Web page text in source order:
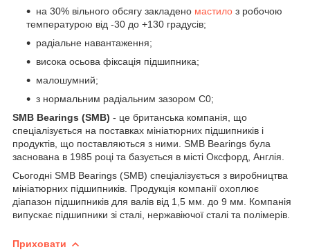
на 30% вільного обсягу закладено мастило з робочою
температурою від -30 до +130 градусів;
радіальне навантаження;
висока осьова фіксація підшипника;
малошумний;
з нормальним радіальним зазором С0;
SMB Bearings (SMB) - це британська компанія, що
спеціалізується на поставках мініатюрних підшипників і
продуктів, що поставляються з ними. SMB Bearings була
заснована в 1985 році та базується в місті Оксфорд, Англія.
Сьогодні SMB Bearings (SMB) спеціалізується з виробництва
мініатюрних підшипників. Продукція компанії охоплює
діапазон підшипників для валів від 1,5 мм. до 9 мм. Компанія
випускає підшипники зі сталі, нержавіючої сталі та полімерів.
Приховати